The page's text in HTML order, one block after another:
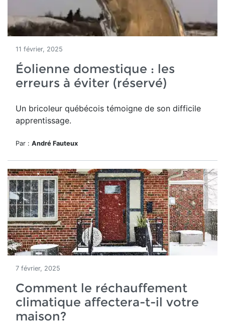
11 février, 2025
Éolienne domestique : les
erreurs à éviter (réservé)
Un bricoleur québécois témoigne de son difficile
apprentissage.
Par : André Fauteux
7 février, 2025
Comment le réchauffement
climatique affectera-t-il votre
maison?